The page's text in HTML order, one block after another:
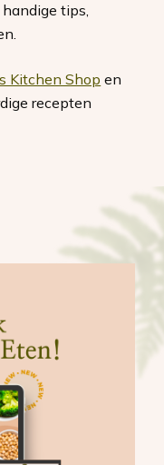
tips,
Kitchen Shop en
recepten